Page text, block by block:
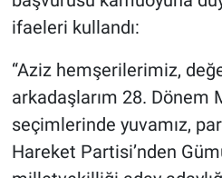
ifaeleri kullandı:
“Aziz hemşerilerimiz,
arkadaşlarım 28. Dönem
seçimlerinde yuvamız,
Hareket Partisi’nden